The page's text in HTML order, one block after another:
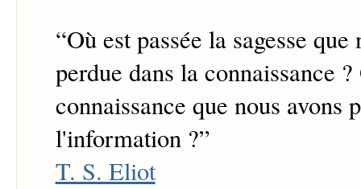
“Où est passée la sagesse que
perdue dans la connaissance
connaissance que nous avons
l'information ?”
T. S. Eliot